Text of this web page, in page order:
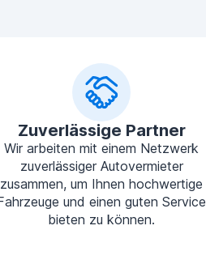
Zuverlässige Partner
Wir arbeiten mit einem Netzwerk
zuverlässiger Autovermieter
zusammen, um Ihnen hochwertige
und einen guten Service
bieten zu können.